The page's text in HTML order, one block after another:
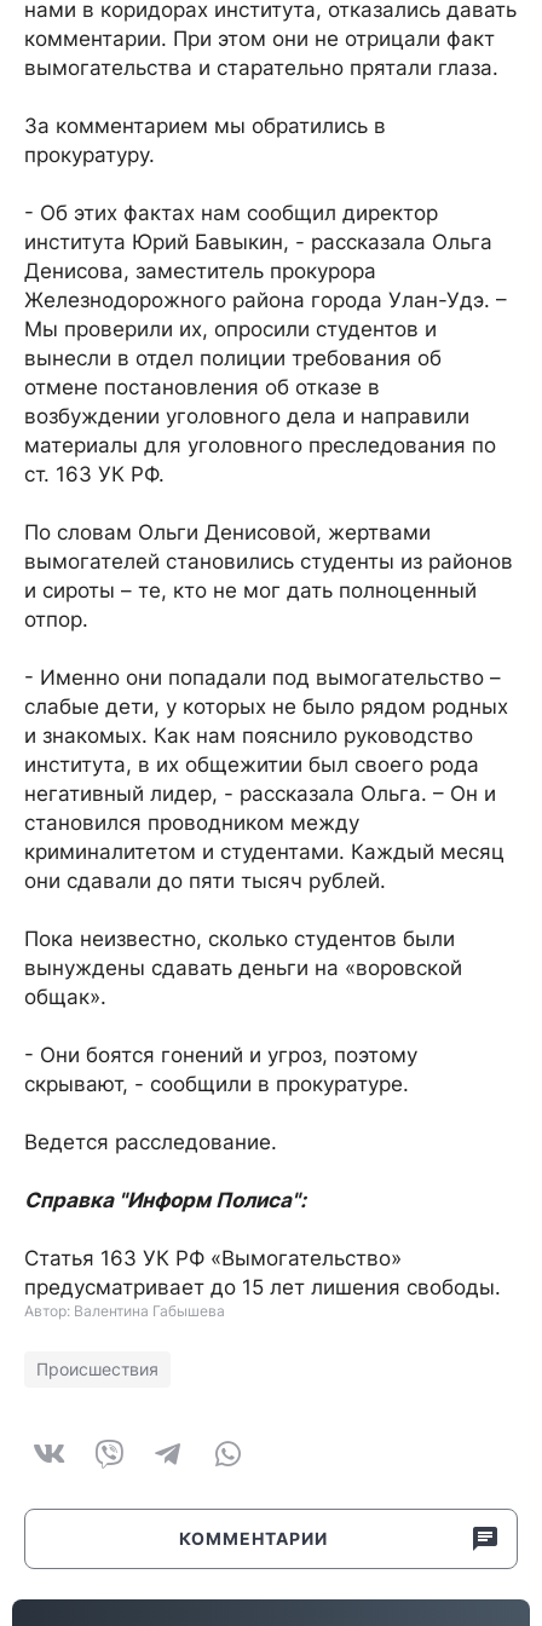
нами в коридорах института, отказались давать
комментарии. При этом они не отрицали факт
вымогательства и старательно прятали глаза.
За комментарием мы обратились в
прокуратуру.
- Об этих фактах нам сообщил директор
института Юрий Бавыкин, - рассказала Ольга
Денисова, заместитель прокурора
Железнодорожного района города Улан-Удэ. –
Мы проверили их, опросили студентов и
вынесли в отдел полиции требования об
отмене постановления об отказе в
возбуждении уголовного дела и направили
материалы для уголовного преследования по
ст. 163 УК РФ.
По словам Ольги Денисовой, жертвами
вымогателей становились студенты из районов
и сироты – те, кто не мог дать полноценный
отпор.
- Именно они попадали под вымогательство –
слабые дети, у которых не было рядом родных
и знакомых. Как нам пояснило руководство
института, в их общежитии был своего рода
негативный лидер, - рассказала Ольга. – Он и
становился проводником между
криминалитетом и студентами. Каждый месяц
они сдавали до пяти тысяч рублей.
Пока неизвестно, сколько студентов были
вынуждены сдавать деньги на «воровской
общак».
- Они боятся гонений и угроз, поэтому
скрывают, - сообщили в прокуратуре.
Ведется расследование.
Справка "Информ Полиса":
Статья 163 УК РФ «Вымогательство»
предусматривает до 15 лет лишения свободы.
Автор: Валентина Габышева
Происшествия
КОММЕНТАРИИ